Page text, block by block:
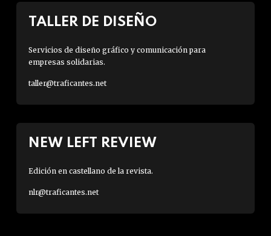
TALLER DE DISEÑO
Servicios de diseño gráfico y comunicación para
empresas solidarias.
taller@traficantes.net
NEW LEFT REVIEW
Edición en castellano de la revista.
nlr@traficantes.net